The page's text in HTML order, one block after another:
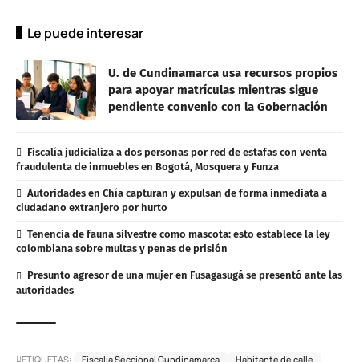
Le puede interesar
U. de Cundinamarca usa recursos propios
para apoyar matrículas mientras sigue
pendiente convenio con la Gobernación
Fiscalía judicializa a dos personas por red de estafas con venta
fraudulenta de inmuebles en Bogotá, Mosquera y Funza
Autoridades en Chía capturan y expulsan de forma inmediata a
ciudadano extranjero por hurto
Tenencia de fauna silvestre como mascota: esto establece la ley
colombiana sobre multas y penas de prisión
Presunto agresor de una mujer en Fusagasugá se presentó ante las
autoridades
ETIQUETAS: Fiscalía Seccional Cundinamarca Habitante de calle